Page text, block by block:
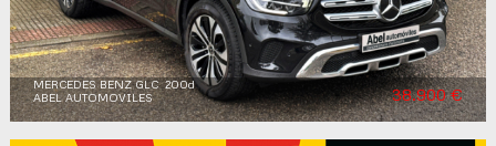
MERCEDES BENZ GLC 200d
ABEL AUTOMOVILES
38.900 €